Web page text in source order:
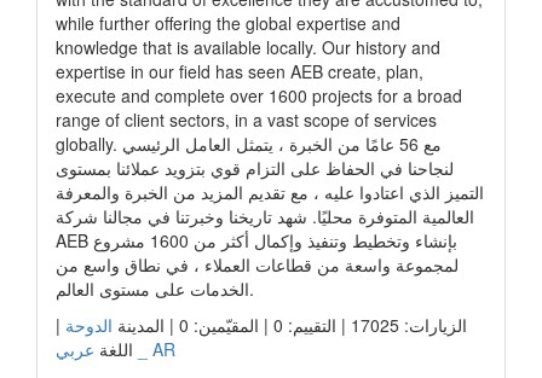
while further offering the global expertise and
knowledge that is available locally. Our history and
expertise in our field has seen AEB create, plan,
execute and complete over 1600 projects for a broad
range of client sectors, in a vast scope of services
globally. مع 56 عامًا من الخبرة ، يتمثل العامل الرئيسي
لنجاحنا في الحفاظ على التزام قوي بتزويد عملائنا بمستوى
التميز الذي اعتادوا عليه ، مع تقديم المزيد من الخبرة والمعرفة
العالمية المتوفرة محليًا. شهد تاريخنا وخبرتنا في مجالنا شركة
AEB بإنشاء وتخطيط وتنفيذ وإكمال أكثر من 1600 مشروع
لمجموعة واسعة من قطاعات العملاء ، في نطاق واسع من
الخدمات على مستوى العالم.
الزيارات: 17025 | التقييم: 0 | المقيّمين: 0 | المدينة
الدوحة |
اللغة عربي _ AR